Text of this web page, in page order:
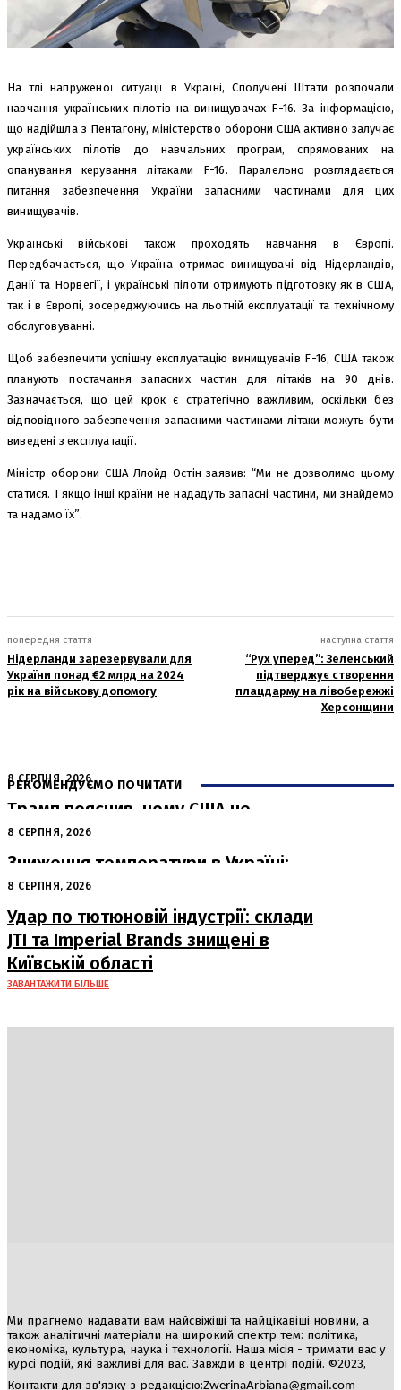
На тлі напруженої ситуації в Україні, Сполучені Штати розпочали
навчання українських пілотів на винищувачах F-16. За інформацією,
що надійшла з Пентагону, міністерство оборони США активно залучає
українських пілотів до навчальних програм, спрямованих на
опанування керування літаками F-16. Паралельно розглядається
питання забезпечення України запасними частинами для цих
винищувачів.
Українські військові також проходять навчання в Європі.
Передбачається, що Україна отримає винищувачі від Нідерландів,
Данії та Норвегії, і українські пілоти отримують підготовку як в США,
так і в Європі, зосереджуючись на льотній експлуатації та технічному
обслуговуванні.
Щоб забезпечити успішну експлуатацію винищувачів F-16, США також
планують постачання запасних частин для літаків на 90 днів.
Зазначається, що цей крок є стратегічно важливим, оскільки без
відповідного забезпечення запасними частинами літаки можуть бути
виведені з експлуатації.
Міністр оборони США Ллойд Остін заявив: “Ми не дозволимо цьому
статися. І якщо інші країни не нададуть запасні частини, ми знайдемо
та надамо їх”.
попередня стаття
Нідерланди зарезервували для
України понад €2 млрд на 2024
рік на військову допомогу
наступна стаття
“Рух уперед”: Зеленський
підтверджує створення
плацдарму на лівобережжі
Херсонщини
РЕКОМЕНДУЄМО ПОЧИТАТИ
8 СЕРПНЯ, 2026
Трамп пояснив, чому США не
нададуть Україні нові ракети Patriot
8 СЕРПНЯ, 2026
Зниження температури в Україні:
коли відступить спека
8 СЕРПНЯ, 2026
Удар по тютюновій індустрії: склади
JTI та Imperial Brands знищені в
Київській області
ЗАВАНТАЖИТИ БІЛЬШЕ
Ми прагнемо надавати вам найсвіжіші та найцікавіші новини, а
також аналітичні матеріали на широкий спектр тем: політика,
економіка, культура, наука і технології. Наша місія - тримати вас у
курсі подій, які важливі для вас. Завжди в центрі подій. ©2023,
Контакти для зв'язку з редакцією:ZwerinaArbiana@gmail.com